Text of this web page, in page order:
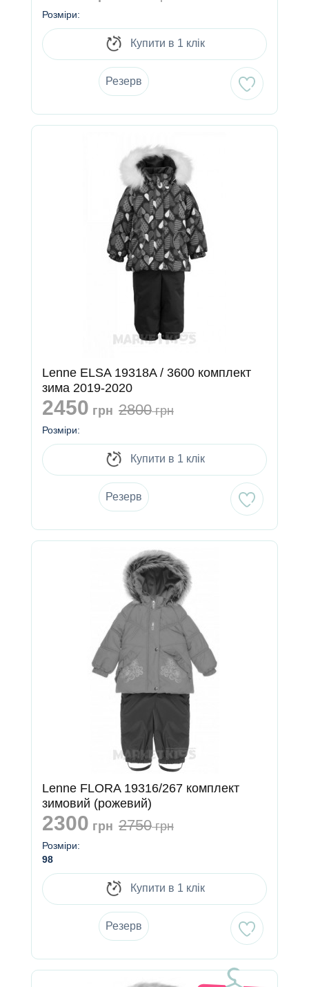
Розміри:
Купити в 1 клік
Резерв
Lenne ELSA 19318A / 3600 комплект
зима 2019-2020
2450 грн 2800грн
Розміри:
Купити в 1 клік
Резерв
Lenne FLORA 19316/267 комплект
зимовий (рожевий)
2300 грн 2750грн
Розміри:
98
Купити в 1 клік
Резерв